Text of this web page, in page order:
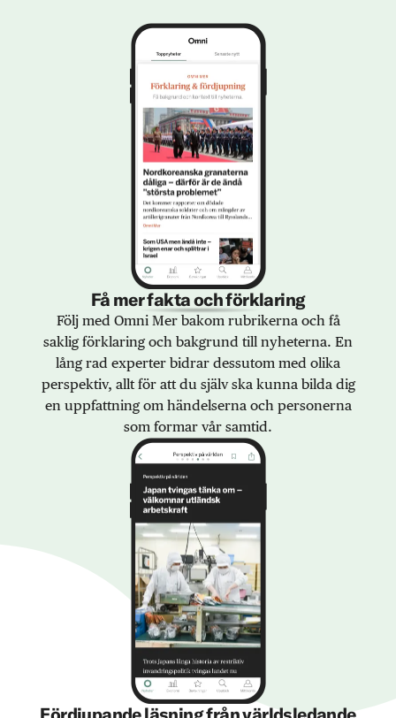
Få mer fakta och förklaring
Följ med Omni Mer bakom rubrikerna och få
saklig förklaring och bakgrund till nyheterna. En
lång rad experter bidrar dessutom med olika
perspektiv, allt för att du själv ska kunna bilda dig
en uppfattning om händelserna och personerna
som formar vår samtid.